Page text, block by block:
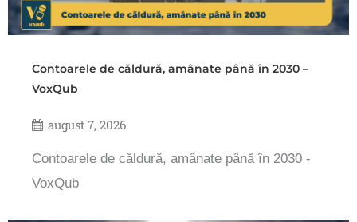
Contoarele de căldură, amânate până în 2030 –
VoxQub
august 7, 2026
Contoarele de căldură, amânate până în 2030 -
VoxQub